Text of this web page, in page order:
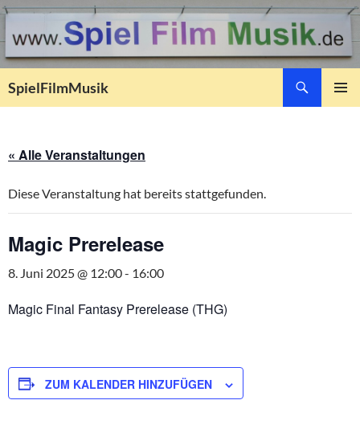
SpielFilmMusik
« Alle Veranstaltungen
Diese Veranstaltung hat bereits stattgefunden.
Magic Prerelease
8. Juni 2025 @ 12:00- 16:00
Magic Final Fantasy Prerelease (THG)
ZUM KALENDER HINZUFÜGEN